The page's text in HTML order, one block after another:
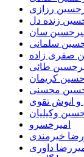
رزازی
زنده دل
سان
سلمانی
صفری زاده
طائی
کریمان
محسنی
و انوش تقوی
وکیلیان
امیرخسرو
خیرمندی
داوری